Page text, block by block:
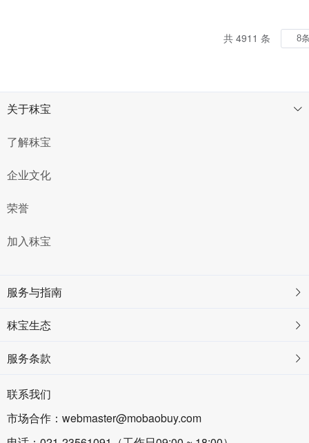
共 4911 条
关于秣宝
了解秣宝
企业文化
荣誉
加入秣宝
服务与指南
秣宝生态
服务条款
联系我们
市场合作：webmaster@mobaobuy.com